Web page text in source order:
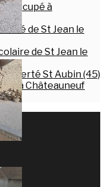
occupé à
de St Jean le
de St Jean le
Ferté St Aubin (45)
à Châteauneuf